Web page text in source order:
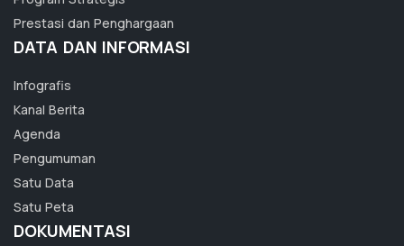
Prestasi dan Penghargaan
DATA DAN INFORMASI
Infografis
Kanal Berita
Agenda
Pengumuman
Satu Data
Satu Peta
DOKUMENTASI